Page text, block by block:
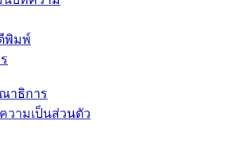
พิมพ์
าธิการ
วามเป็นส่วนตัว